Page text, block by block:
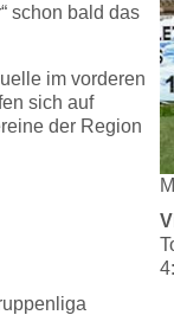
schon bald das
im vorderen
sich auf
der Region